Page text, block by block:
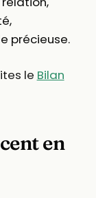
précieuse.
le Bilan
en